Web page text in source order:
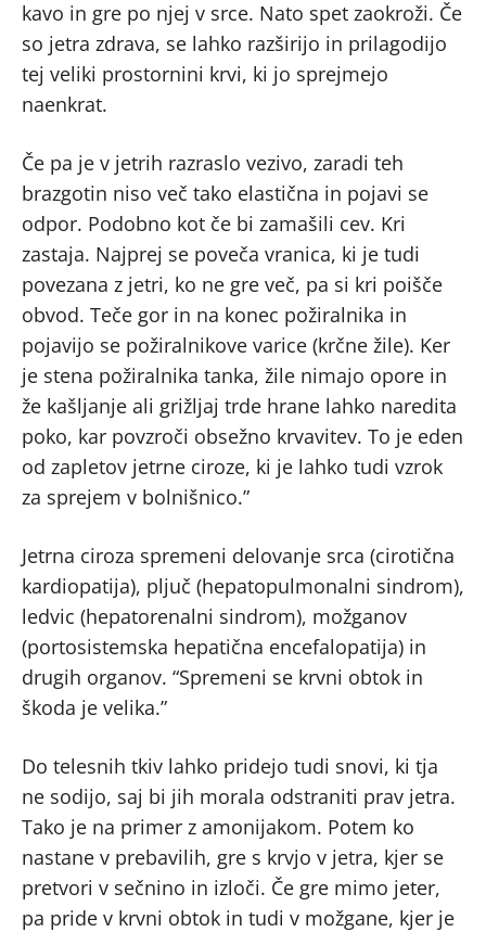
kavo in gre po njej v srce. Nato spet zaokroži. Če
so jetra zdrava, se lahko razširijo in prilagodijo
tej veliki prostornini krvi, ki jo sprejmejo
naenkrat.
Če pa je v jetrih razraslo vezivo, zaradi teh
brazgotin niso več tako elastična in pojavi se
odpor. Podobno kot če bi zamašili cev. Kri
zastaja. Najprej se poveča vranica, ki je tudi
povezana z jetri, ko ne gre več, pa si kri poišče
obvod. Teče gor in na konec požiralnika in
pojavijo se požiralnikove varice (krčne žile). Ker
je stena požiralnika tanka, žile nimajo opore in
že kašljanje ali grižljaj trde hrane lahko naredita
poko, kar povzroči obsežno krvavitev. To je eden
od zapletov jetrne ciroze, ki je lahko tudi vzrok
za sprejem v bolnišnico.”
Jetrna ciroza spremeni delovanje srca (cirotična
kardiopatija), pljuč (hepatopulmonalni sindrom),
ledvic (hepatorenalni sindrom), možganov
(portosistemska hepatična encefalopatija) in
drugih organov. “Spremeni se krvni obtok in
škoda je velika.”
Do telesnih tkiv lahko pridejo tudi snovi, ki tja
ne sodijo, saj bi jih morala odstraniti prav jetra.
Tako je na primer z amonijakom. Potem ko
nastane v prebavilih, gre s krvjo v jetra, kjer se
pretvori v sečnino in izloči. Če gre mimo jeter,
pa pride v krvni obtok in tudi v možgane, kjer je